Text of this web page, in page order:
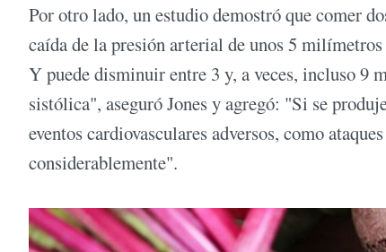
Por otro lado, un estudio demostró que comer
caída de la presión arterial de unos 5
Y puede disminuir entre 3 y, a veces, incluso 9
sistólica", aseguró Jones y agregó: "Si se
eventos cardiovasculares adversos, como
considerablemente".